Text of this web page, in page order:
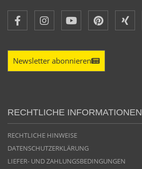
Newsletter abonnieren
RECHTLICHE INFORMATIONEN
RECHTLICHE HINWEISE
DATENSCHUTZERKLÄRUNG
LIEFER- UND ZAHLUNGSBEDINGUNGEN